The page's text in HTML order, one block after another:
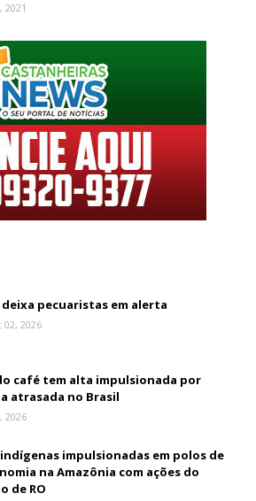
2021
deixa pecuaristas em alerta
02, 2026
café tem alta impulsionada por
atrasada no Brasil
2026
impulsionadas em polos de
na Amazônia com ações do
de RO